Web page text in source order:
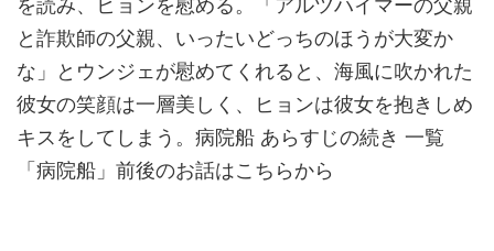
と詐欺師の父親、いったいどっちのほうが大変か
な」とウンジェが慰めてくれると、海風に吹かれた
彼女の笑顔は一層美しく、ヒョンは彼女を抱きしめ
キスをしてしまう。病院船 あらすじの続き 一覧
「病院船」前後のお話はこちらから